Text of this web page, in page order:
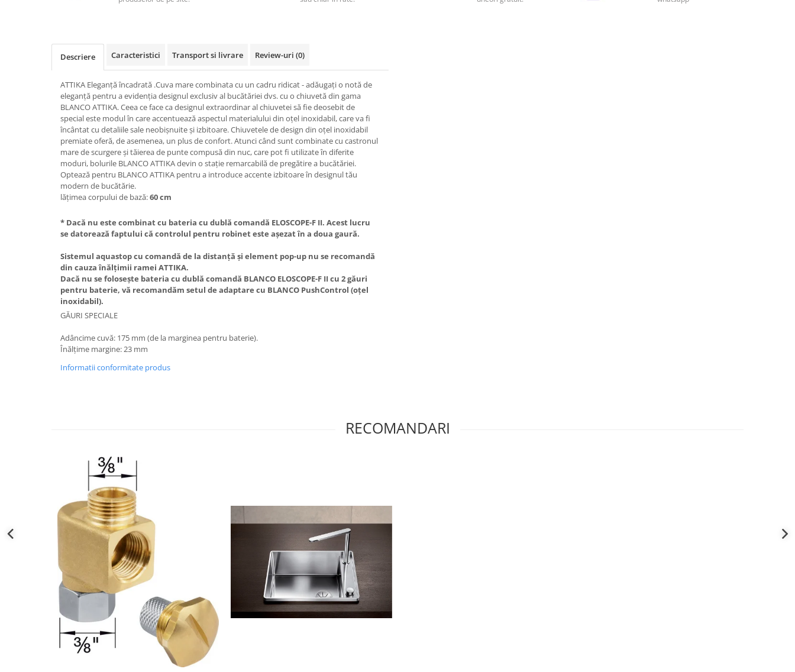
Descriere Caracteristici Transport si livrare Review-uri (0)
ATTIKA Eleganță încadrată .Cuva mare combinata cu un cadru ridicat - adăugați o notă de
eleganță pentru a evidenția designul exclusiv al bucătăriei dvs. cu o chiuvetă din gama
BLANCO ATTIKA. Ceea ce face ca designul extraordinar al chiuvetei să fie deosebit de
special este modul în care accentuează aspectul materialului din oțel inoxidabil, care va fi
încântat cu detaliile sale neobișnuite și izbitoare. Chiuvetele de design din oțel inoxidabil
premiate oferă, de asemenea, un plus de confort. Atunci când sunt combinate cu castronul
mare de scurgere și tăierea de punte compusă din nuc, care pot fi utilizate în diferite
moduri, bolurile BLANCO ATTIKA devin o stație remarcabilă de pregătire a bucătăriei.
Optează pentru BLANCO ATTIKA pentru a introduce accente izbitoare în designul tău
modern de bucătărie.
lățimea corpului de bază:60 cm
* Dacă nu este combinat cu bateria cu dublă comandă ELOSCOPE-F II. Acest lucru
se datorează faptului că controlul pentru robinet este așezat în a doua gaură.
Sistemul aquastop cu comandă de la distanță și element pop-up nu se recomandă
din cauza înălțimii ramei ATTIKA.
Dacă nu se folosește bateria cu dublă comandă BLANCO ELOSCOPE-F II cu 2 găuri
pentru baterie, vă recomandăm setul de adaptare cu BLANCO PushControl (oțel
inoxidabil).
GĂURI SPECIALE
Adâncime cuvă: 175 mm (de la marginea pentru baterie).
Înălțime margine: 23 mm
Informatii conformitate produs
RECOMANDARI